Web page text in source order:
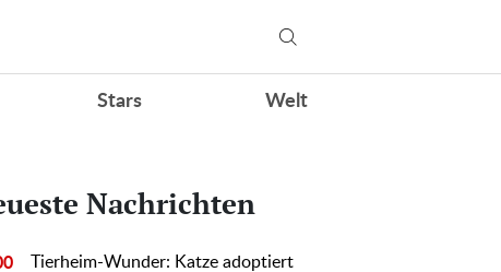
Stars Welt
Nachrichten
Tierheim-Wunder: Katze adoptiert